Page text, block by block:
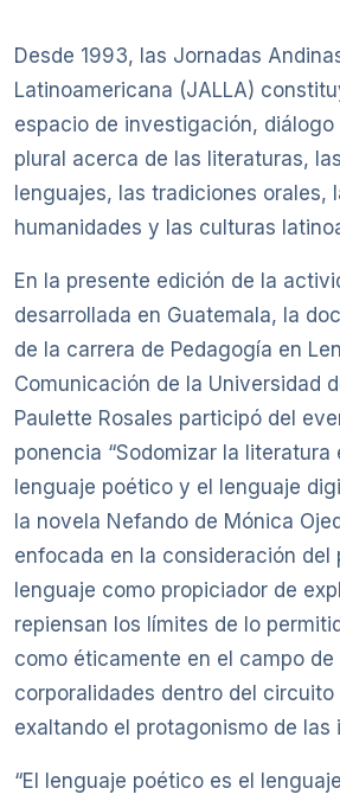
Desde 1993, las Jornadas
Latinoamericana (JALLA)
espacio de investigación, diálogo
plural acerca de las literaturas,
lenguajes, las tradiciones orales,
humanidades y las culturas
En la presente edición de la
desarrollada en Guatemala, la
de la carrera de Pedagogía en
Comunicación de la Universidad
Paulette Rosales participó del
ponencia “Sodomizar la literatura
lenguaje poético y el lenguaje
la novela Nefando de Mónica
enfocada en la consideración del
lenguaje como propiciador de
repiensan los límites de lo
como éticamente en el campo de
corporalidades dentro del circuito
exaltando el protagonismo de las
“El lenguaje poético es el